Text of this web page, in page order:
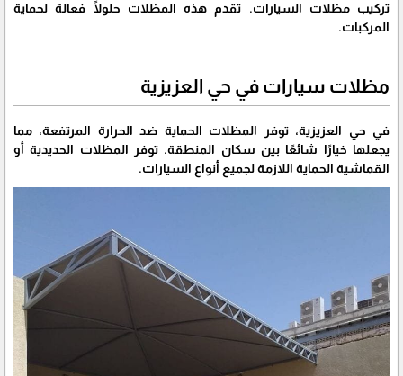
تركيب مظلات السيارات. تقدم هذه المظلات حلولًا فعالة لحماية
المركبات.
مظلات سيارات في حي العزيزية
في حي العزيزية، توفر المظلات الحماية ضد الحرارة المرتفعة، مما
يجعلها خيارًا شائعًا بين سكان المنطقة. توفر المظلات الحديدية أو
القماشية الحماية اللازمة لجميع أنواع السيارات.